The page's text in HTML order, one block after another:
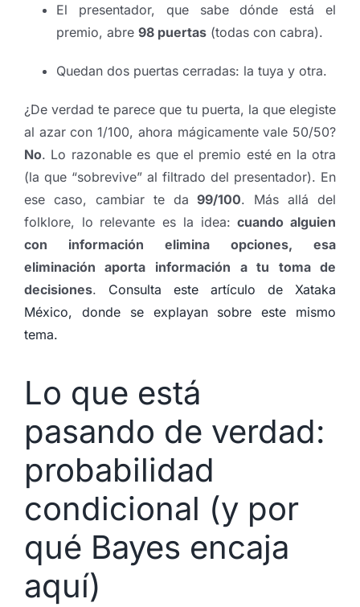
El presentador, que sabe dónde está el
premio, abre 98 puertas(todas con cabra).
Quedan dos puertas cerradas: la tuya y otra.
¿De verdad te parece que tu puerta, la que elegiste
al azar con 1/100, ahora mágicamente vale 50/50?
No. Lo razonable es que el premio esté en la otra
(la que “sobrevive” al filtrado del presentador). En
ese caso, cambiar te da99/100. Más allá del
folklore, lo relevante es la idea:cuando alguien
con información elimina opciones, esa
eliminación aporta información a tu toma de
decisiones. Consulta este artículo de Xataka
México, donde se explayan sobre este mismo
tema.
Lo que está
pasando de verdad:
probabilidad
condicional (y por
qué Bayes encaja
aquí)